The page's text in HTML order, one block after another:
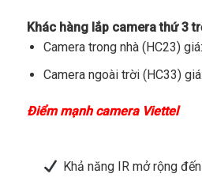
Khác hàng lắp camera thứ 3
Camera trong nhà (HC23)
Camera ngoài trời (HC33)
Điểm mạnh camera Viettel
Khả năng IR mở rộng